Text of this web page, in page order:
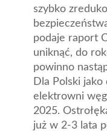
szybko
podaje raport
uniknąć, do
powinno
Dla Polski
elektrowni
2025.
już w 2-3 lata